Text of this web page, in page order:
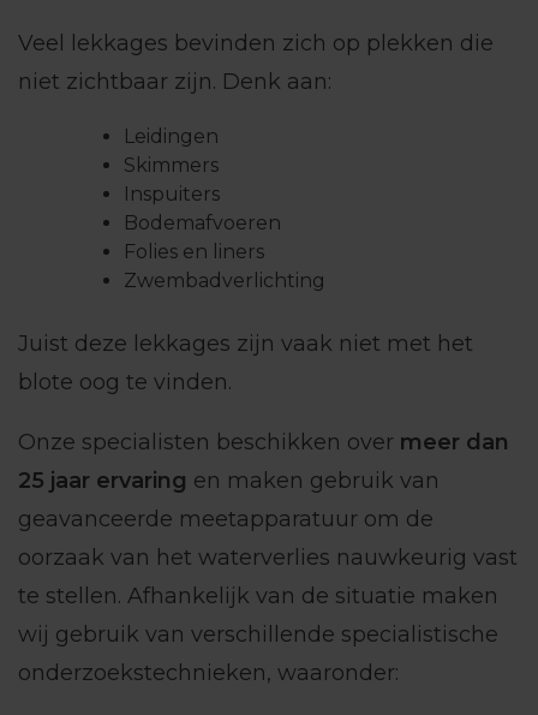
Veel lekkages bevinden zich op plekken die
niet zichtbaar zijn. Denk aan:
Leidingen
Skimmers
Inspuiters
Bodemafvoeren
Folies en liners
Zwembadverlichting
Juist deze lekkages zijn vaak niet met het
blote oog te vinden.
Onze specialisten beschikken over meer dan
25 jaar ervaring en maken gebruik van
geavanceerde meetapparatuur om de
oorzaak van het waterverlies nauwkeurig vast
te stellen. Afhankelijk van de situatie maken
wij gebruik van verschillende specialistische
onderzoekstechnieken, waaronder: